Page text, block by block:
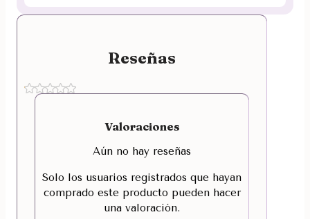
Reseñas
Valoraciones
Aún no hay reseñas
Solo los usuarios registrados que hayan
comprado este producto pueden hacer
una valoración.